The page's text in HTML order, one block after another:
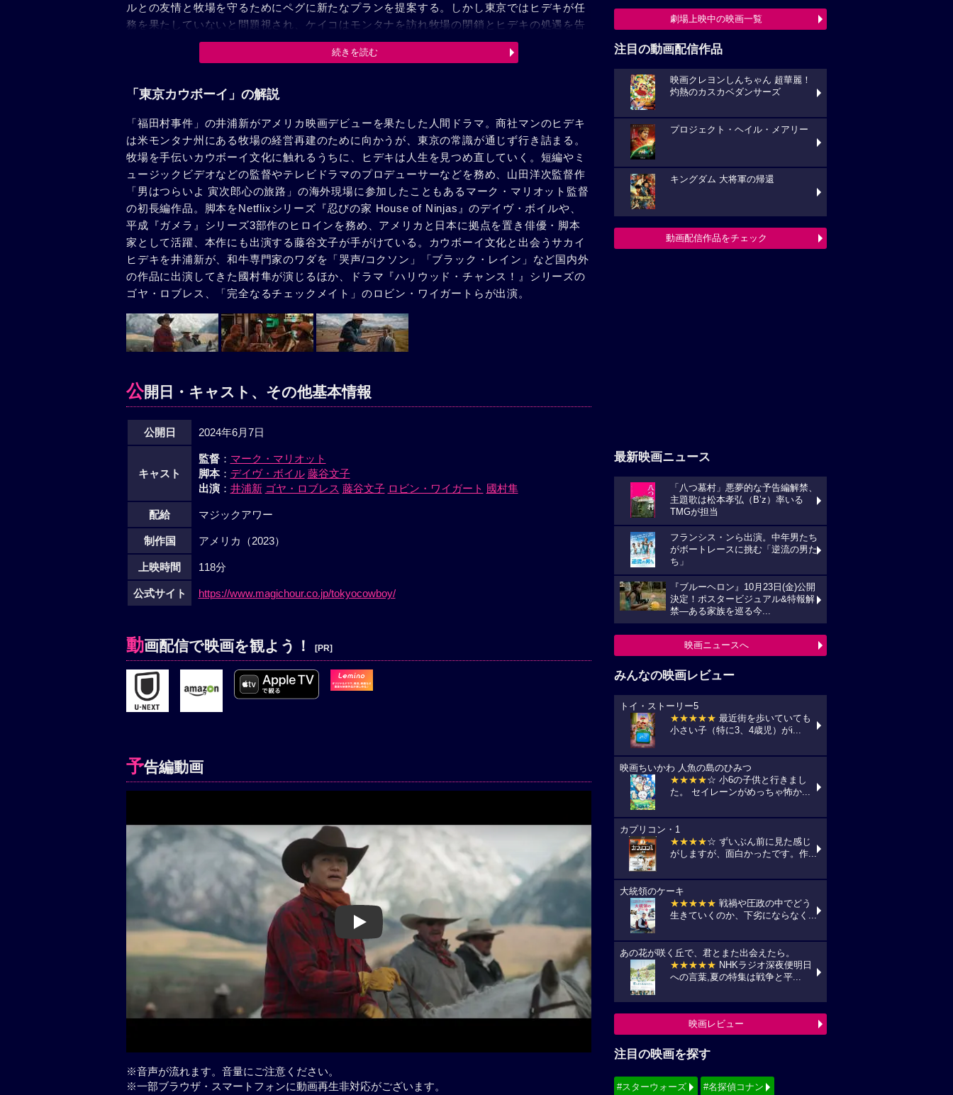
ルとの友情と牧場を守るためにペグに新たなプランを提案する。しかし東京ではヒデキが任
務を果たしていないと問題視され、ケイコはモンタナを訪れ牧場の閉鎖とヒデキの処遇を告
げた。そんなケイコに対し、ヒデキはこれからの展望とこれまで口にしてこなかった本当の
続きを読む
「東京カウボーイ」の解説
「福田村事件」の井浦新がアメリカ映画デビューを果たした人間ドラマ。商社マンのヒデキ
は米モンタナ州にある牧場の経営再建のために向かうが、東京の常識が通じず行き詰まる。
牧場を手伝いカウボーイ文化に触れるうちに、ヒデキは人生を見つめ直していく。短編やミ
ュージックビデオなどの監督やテレビドラマのプロデューサーなどを務め、山田洋次監督作
「男はつらいよ 寅次郎心の旅路」の海外現場に参加したこともあるマーク・マリオット監督
の初長編作品。脚本をNetflixシリーズ『忍びの家 House of Ninjas』のデイヴ・ボイルや、
平成『ガメラ』シリーズ3部作のヒロインを務め、アメリカと日本に拠点を置き俳優・脚本
家として活躍、本作にも出演する藤谷文子が手がけている。カウボーイ文化と出会うサカイ
ヒデキを井浦新が、和牛専門家のワダを「哭声/コクソン」「ブラック・レイン」など国内外
の作品に出演してきた國村隼が演じるほか、ドラマ『ハリウッド・チャンス！』シリーズの
ゴヤ・ロブレス、「完全なるチェックメイト」のロビン・ワイガートらが出演。
公開日・キャスト、その他基本情報
公開日 2024年6月7日
キャスト
監督： マーク・マリオット
脚本： デイヴ・ボイル 藤谷文子
出演： 井浦新 ゴヤ・ロブレス 藤谷文子 ロビン・ワイガート 國村隼
配給 マジックアワー
制作国 アメリカ（2023）
上映時間 118分
公式サイト https://www.magichour.co.jp/tokyocowboy/
動画配信で映画を観よう！ [PR]
予告編動画
Play
※音声が流れます。音量にご注意ください。
※一部ブラウザ・スマートフォンに動画再生非対応がございます。
劇場上映中の映画一覧
注目の動画配信作品
映画クレヨンしんちゃん 超華麗！
灼熱のカスカベダンサーズ
プロジェクト・ヘイル・メアリー
キングダム 大将軍の帰還
動画配信作品をチェック
最新映画ニュース
「八つ墓村」悪夢的な予告編解禁、
主題歌は松本孝弘（B’z）率いる
TMGが担当
フランシス・ンら出演。中年男たち
がボートレースに挑む「逆流の男た
ち」
『ブルーヘロン』10月23日(金)公開
決定！ポスタービジュアル&特報解
禁―ある家族を巡る今...
映画ニュースへ
みんなの映画レビュー
トイ・ストーリー5
★★★★★ 最近街を歩いていても
小さい子（特に3、4歳児）がi...
映画ちいかわ 人魚の島のひみつ
★★★★☆ 小6の子供と行きまし
た。 セイレーンがめっちゃ怖か...
カプリコン・1
★★★★☆ ずいぶん前に見た感じ
がしますが、面白かったです。作...
大統領のケーキ
★★★★★ 戦禍や圧政の中でどう
生きていくのか、下劣にならなく...
あの花が咲く丘で、君とまた出会えたら。
★★★★★ NHKラジオ深夜便明日
への言葉,夏の特集は戦争と平...
映画レビュー
注目の映画を探す
#スターウォーズ #名探偵コナン